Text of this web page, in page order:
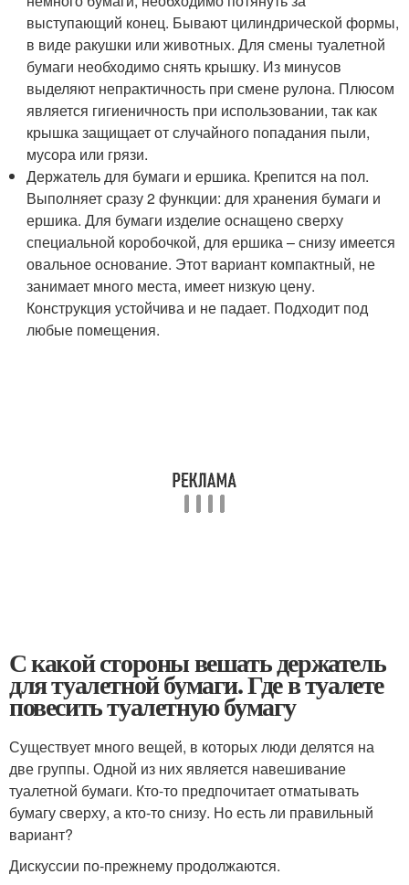
выступающий конец. Бывают цилиндрической формы,
в виде ракушки или животных. Для смены туалетной
бумаги необходимо снять крышку. Из минусов
выделяют непрактичность при смене рулона. Плюсом
является гигиеничность при использовании, так как
крышка защищает от случайного попадания пыли,
мусора или грязи.
Держатель для бумаги и ершика. Крепится на пол.
Выполняет сразу 2 функции: для хранения бумаги и
ершика. Для бумаги изделие оснащено сверху
специальной коробочкой, для ершика – снизу имеется
овальное основание. Этот вариант компактный, не
занимает много места, имеет низкую цену.
Конструкция устойчива и не падает. Подходит под
любые помещения.
С какой стороны вешать держатель
для туалетной бумаги. Где в туалете
повесить туалетную бумагу
Существует много вещей, в которых люди делятся на
две группы. Одной из них является навешивание
туалетной бумаги. Кто-то предпочитает отматывать
бумагу сверху, а кто-то снизу. Но есть ли правильный
вариант?
Дискуссии по-прежнему продолжаются.